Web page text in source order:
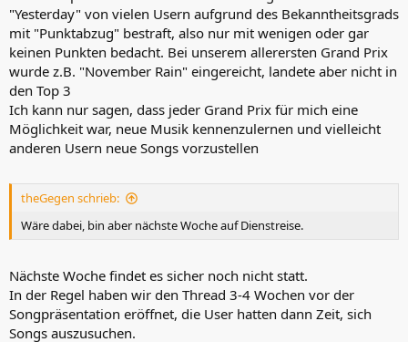
"Yesterday" von vielen Usern aufgrund des Bekanntheitsgrads
mit "Punktabzug" bestraft, also nur mit wenigen oder gar
keinen Punkten bedacht. Bei unserem allerersten Grand Prix
wurde z.B. "November Rain" eingereicht, landete aber nicht in
den Top 3
Ich kann nur sagen, dass jeder Grand Prix für mich eine
Möglichkeit war, neue Musik kennenzulernen und vielleicht
anderen Usern neue Songs vorzustellen
theGegen schrieb:
Wäre dabei, bin aber nächste Woche auf Dienstreise.
Nächste Woche findet es sicher noch nicht statt.
In der Regel haben wir den Thread 3-4 Wochen vor der
Songpräsentation eröffnet, die User hatten dann Zeit, sich
Songs auszusuchen.